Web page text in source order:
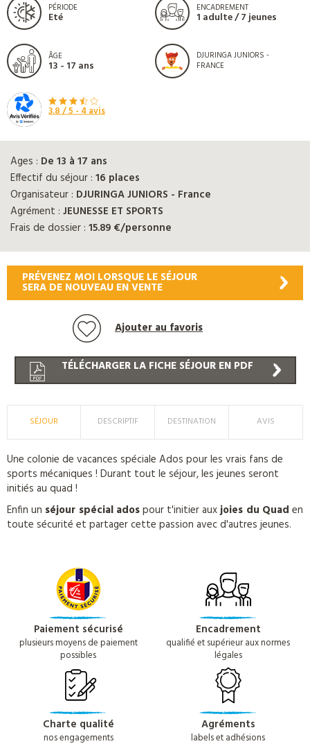
PÉRIODE
Eté
ENCADREMENT
1 adulte / 7 jeunes
ÂGE
13 - 17 ans
DJURINGA JUNIORS -
FRANCE
3.8/ 5 -4avis
Ages : De 13 à 17 ans
Effectif du séjour : 16 places
Organisateur : DJURINGA JUNIORS - France
Agrément : JEUNESSE ET SPORTS
Frais de dossier : 15.89 €/personne
PRÉVENEZ MOI LORSQUE LE SÉJOUR
SERA DE NOUVEAU EN VENTE
Ajouter au favoris
TÉLÉCHARGER LA FICHE SÉJOUR EN PDF
SÉJOUR DESCRIPTIF DESTINATION AVIS
Une colonie de vacances spéciale Ados pour les vrais fans de
sports mécaniques ! Durant tout le séjour, les jeunes seront
initiés au quad !
Enfin un séjour spécial adospour t'initier auxjoies du Quad en
toute sécurité et partager cette passion avec d'autres jeunes.
Paiement sécurisé
plusieurs moyens de paiement
possibles
Encadrement
qualifié et supérieur aux normes
légales
Charte qualité
nos engagements
Agréments
labels et adhésions